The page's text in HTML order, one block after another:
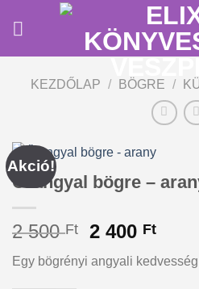
KEZDŐLAP / BÖGRE /
Akció!
Őrangyal bögre –
2 500Ft
Original
was:
2 400 Ft
price
is:
Egy bögrényi angyali kedvesség